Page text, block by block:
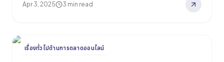
Apr 3, 2025 3 min read
เรื่องทั่วไปด้านการตลาดออนไลน์